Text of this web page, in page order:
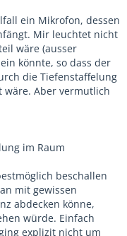
ein Mikrofon, dessen
Mir leuchtet nicht
wäre (ausser
könnte, so dass der
die Tiefenstaffelung
wäre. Aber vermutlich
im Raum
beschallen
mit gewissen
abdecken könne,
würde. Einfach
explizit nicht um